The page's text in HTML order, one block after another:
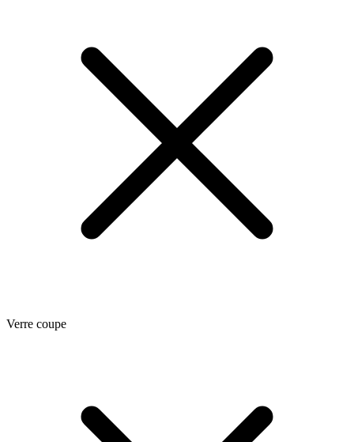
Verre coupe